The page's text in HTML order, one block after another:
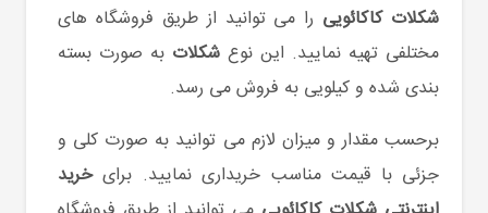
شکلات کاکائویی را می توانید از طریق فروشگاه های
مختلفی تهیه نمایید. این نوع شکلات به صورت بسته
بندی شده و کیلویی به فروش می رسد.
برحسب مقدار و میزان لازم می توانید به صورت کلی و
جزئی با قیمت مناسب خریداری نمایید. برایخرید